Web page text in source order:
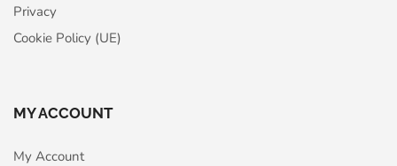
Privacy
Cookie Policy (UE)
MY ACCOUNT
My Account